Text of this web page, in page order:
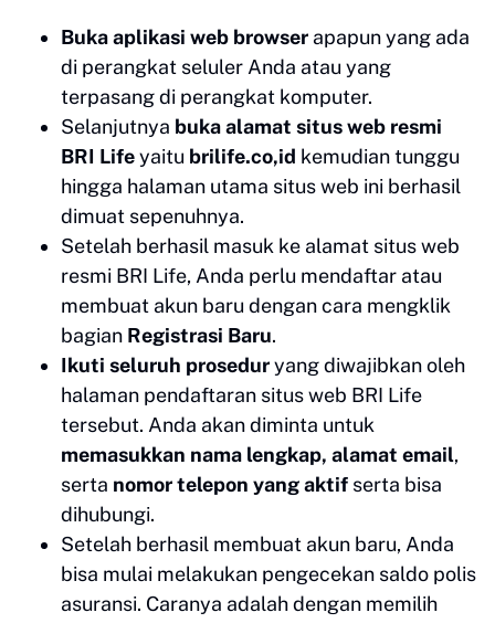
Buka aplikasi web browser apapun yang ada
di perangkat seluler Anda atau yang
terpasang di perangkat komputer.
Selanjutnya buka alamat situs web resmi
BRI Lifeyaitu brilife.co,id kemudian tunggu
hingga halaman utama situs web ini berhasil
dimuat sepenuhnya.
Setelah berhasil masuk ke alamat situs web
resmi BRI Life, Anda perlu mendaftar atau
membuat akun baru dengan cara mengklik
bagian Registrasi Baru.
Ikuti seluruh proseduryang diwajibkan oleh
halaman pendaftaran situs web BRI Life
tersebut. Anda akan diminta untuk
memasukkan nama lengkap, alamat email,
serta nomor telepon yang aktif serta bisa
dihubungi.
Setelah berhasil membuat akun baru, Anda
bisa mulai melakukan pengecekan saldo polis
asuransi. Caranya adalah dengan memilih